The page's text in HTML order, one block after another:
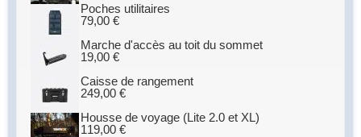
Poches utilitaires
79,00 €
Marche d'accès au toit du sommet
19,00 €
Caisse de rangement
249,00 €
Housse de voyage (Lite 2.0 et XL)
119,00 €